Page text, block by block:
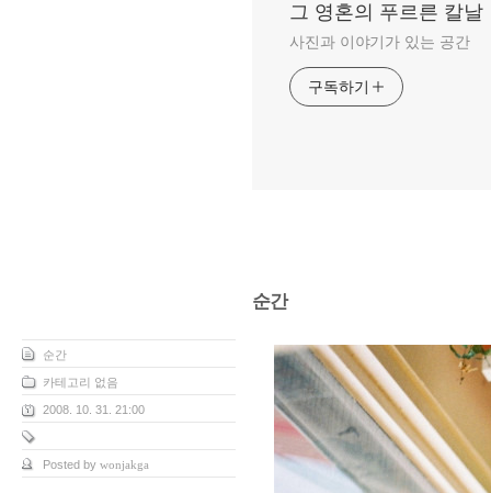
그 영혼의 푸르른 칼날
사진과 이야기가 있는 공간
구독하기
순간
카테고리 없음
2008. 10. 31. 21:00
Posted by wonjakga
순간